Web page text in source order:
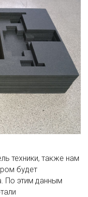
техники, также нам
будет
По этим данным